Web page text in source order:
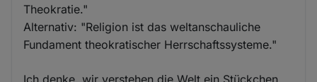
Theokratie."
Alternativ: "Religion ist das weltanschauliche
Fundament theokratischer Herrschaftssysteme."